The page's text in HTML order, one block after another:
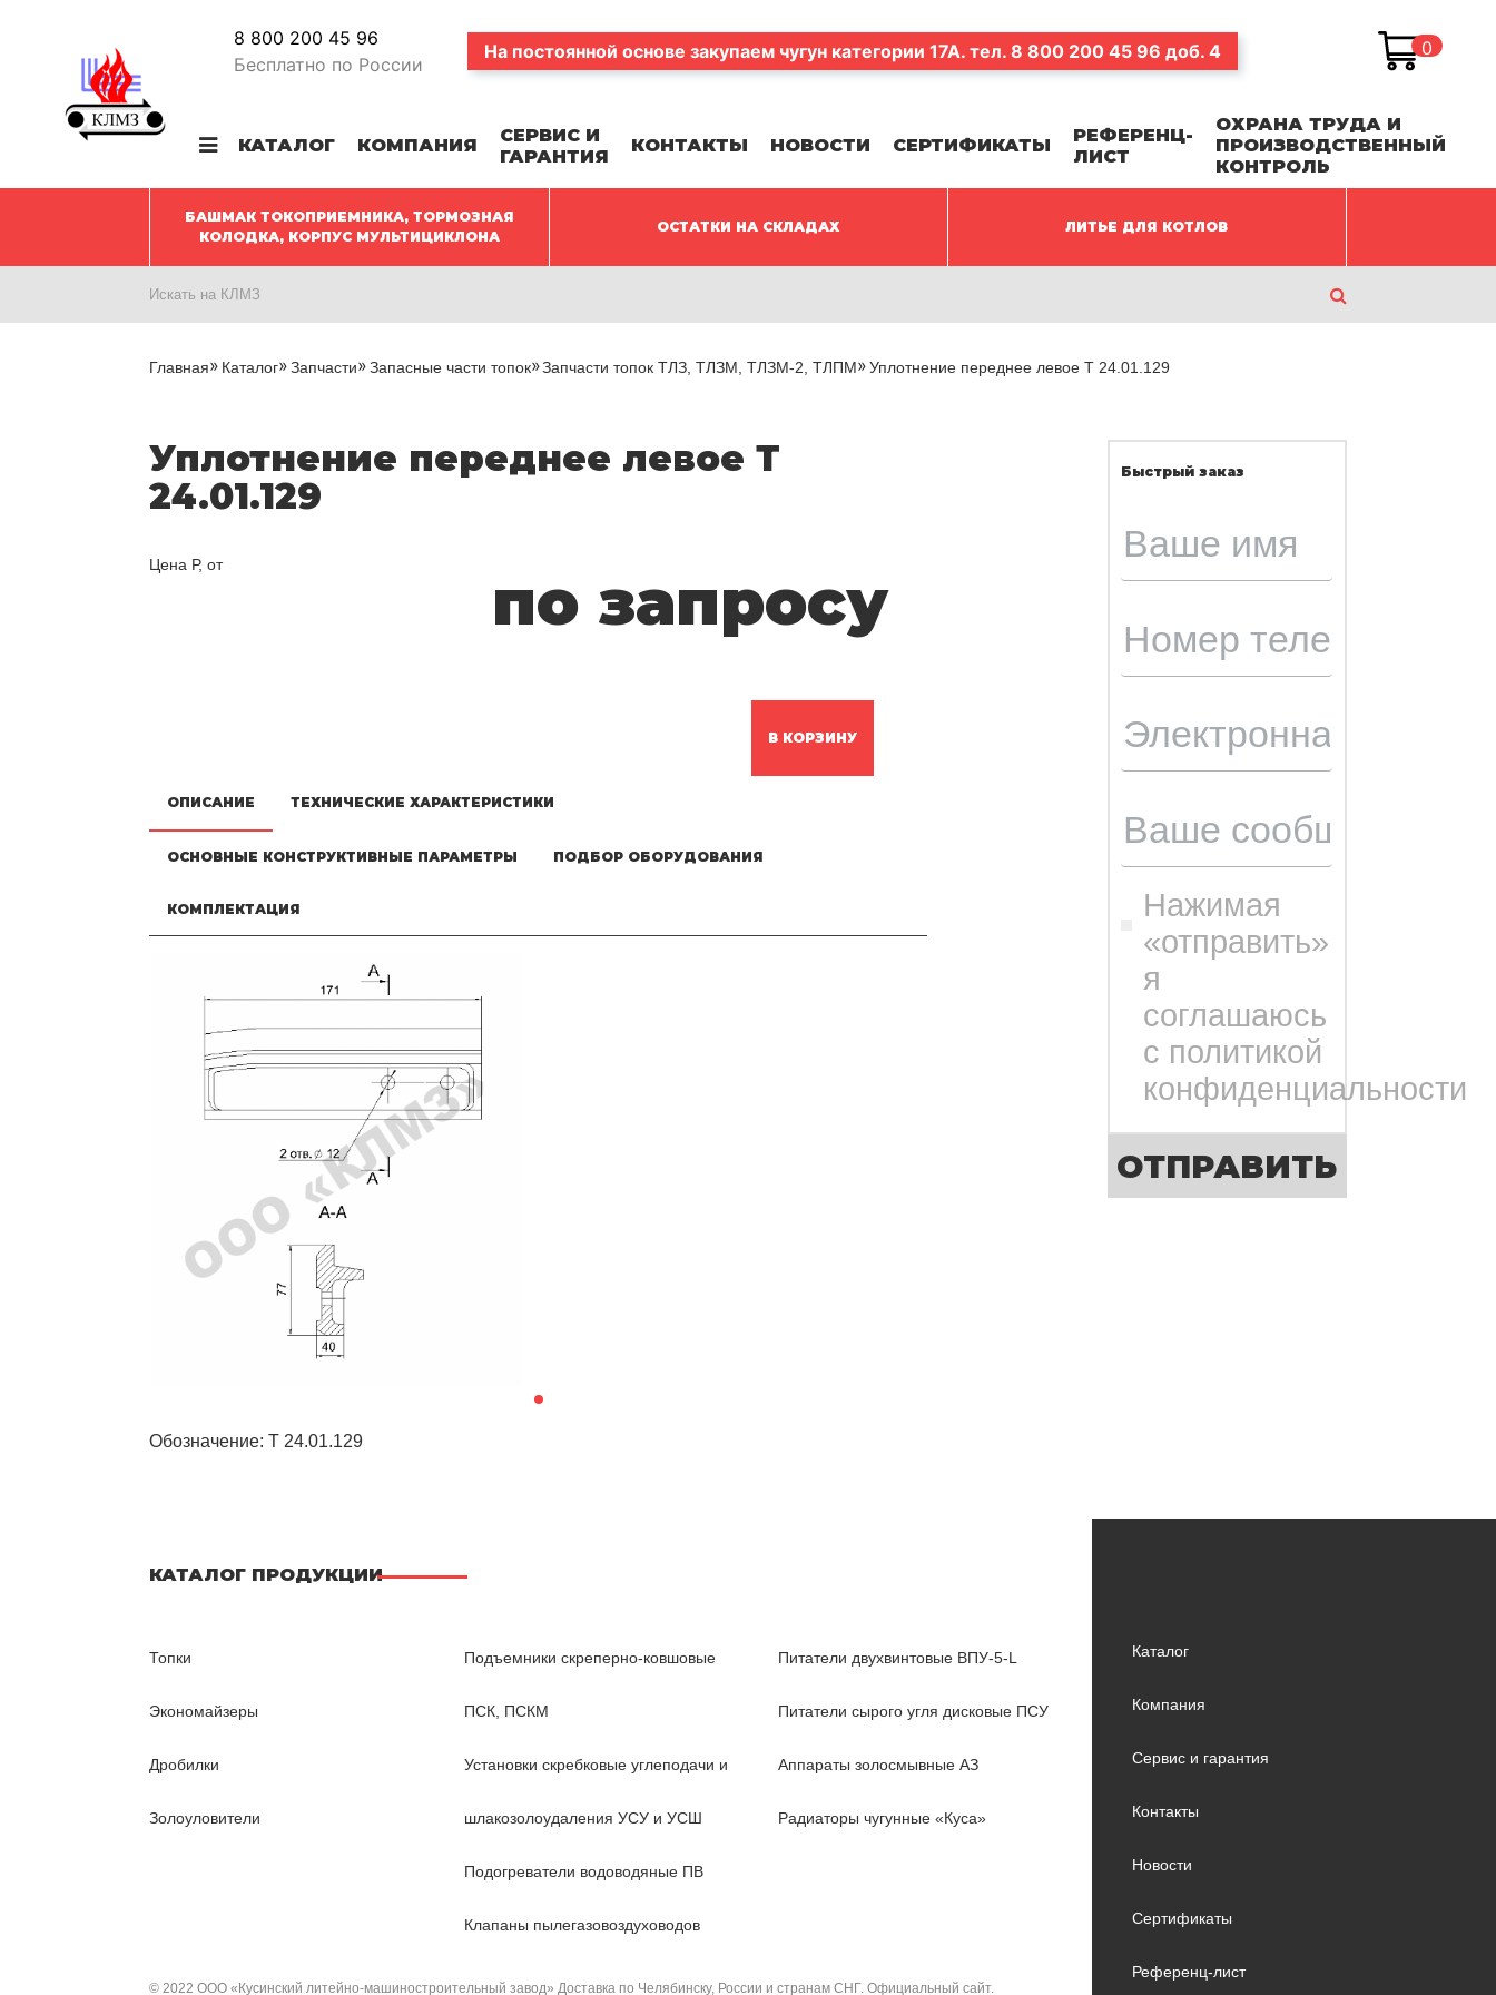
8 800 200 45 96
Бесплатно по России
На постоянной основе закупаем чугун категории 17А. тел.8 800 200 45 96 доб. 4 0
КАТАЛОГ КОМПАНИЯ
СЕРВИС И
ГАРАНТИЯ
КОНТАКТЫ НОВОСТИ СЕРТИФИКАТЫ
РЕФЕРЕНЦ-
ЛИСТ
ОХРАНА ТРУДА И
ПРОИЗВОДСТВЕННЫЙ
КОНТРОЛЬ
БАШМАК ТОКОПРИЕМНИКА, ТОРМОЗНАЯ
КОЛОДКА, КОРПУС МУЛЬТИЦИКЛОНА
ОСТАТКИ НА СКЛАДАХ ЛИТЬЕ ДЛЯ КОТЛОВ
Главная Каталог Запчасти Запасные части топок Запчасти топок ТЛЗ, ТЛЗМ, ТЛЗМ-2, ТЛПМ Уплотнение переднее левое Т 24.01.129
Уплотнение переднее левое Т
24.01.129
Цена Р, от по запросу
В КОРЗИНУ
ОПИСАНИЕ ТЕХНИЧЕСКИЕ ХАРАКТЕРИСТИКИ
ОСНОВНЫЕ КОНСТРУКТИВНЫЕ ПАРАМЕТРЫ ПОДБОР ОБОРУДОВАНИЯ
КОМПЛЕКТАЦИЯ
Обозначение: Т 24.01.129
Быстрый заказ
Нажимая
«отправить»
я
соглашаюсь
с политикой
конфиденциальности
ОТПРАВИТЬ
КАТАЛОГ ПРОДУКЦИИ
Топки
Экономайзеры
Дробилки
Золоуловители
Подъемники скреперно-ковшовые
ПСК, ПСКМ
Установки скребковые углеподачи и
шлакозолоудаления УСУ и УСШ
Подогреватели водоводяные ПВ
Клапаны пылегазовоздуховодов
Питатели двухвинтовые ВПУ-5-L
Питатели сырого угля дисковые ПСУ
Аппараты золосмывные АЗ
Радиаторы чугунные «Куса»
© 2022 ООО «Кусинский литейно-машиностроительный завод» Доставка по Челябинску, России и странам СНГ. Официальный сайт.
Каталог
Компания
Сервис и гарантия
Контакты
Новости
Сертификаты
Референц-лист